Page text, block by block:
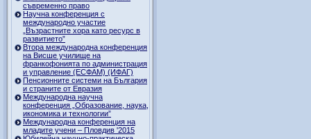
съвременно право
Научна конференция с
международно участие
„Възрастните хора като ресурс в
развитието”
Втора международна конференция
на Висше училище на
франкофонията по администрация
и управление (ЕСФАМ) (ИФАГ)
Пенсионните системи на България
и страните от Евразия
Международна научна
конференция „Образование, наука,
икономика и технологии”
Международна конференция на
младите учени – Пловдив '2015